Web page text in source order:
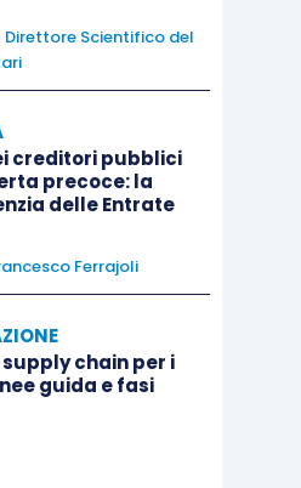
pubblicata su
in Nota integrativa
Scientifico del
creditori pubblici
precoce: la
delle Entrate
Ferrajoli
chain per i
guida e fasi